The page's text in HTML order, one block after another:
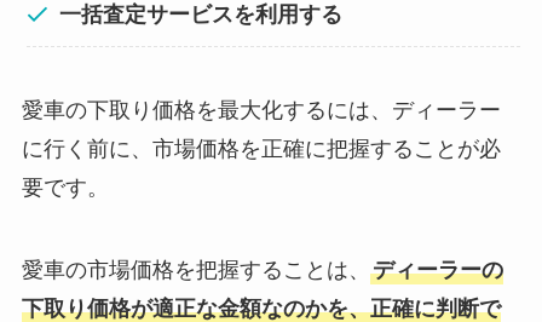
一括査定サービスを利用する
愛車の下取り価格を最大化するには、ディーラー
に行く前に、市場価格を正確に把握することが必
要です。
愛車の市場価格を把握することは、 ディーラーの
下取り価格が適正な金額なのかを、正確に判断で